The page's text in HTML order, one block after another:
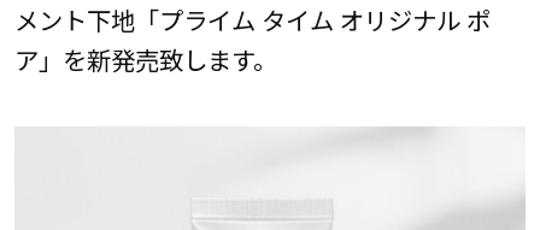
メント下地「プライム タイム オリジナル ポ
ア」を新発売致します。